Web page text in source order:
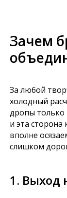
Зачем
За любой
холодный
дропы только
и эта сторона
вполне
слишком
1. Выход
мы